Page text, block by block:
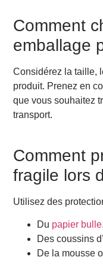
Comment
emballage
Considérez la taille,
produit. Prenez en
que vous souhaitez
transport.
Comment
fragile lors
Utilisez des
Du papier bulle.
Des coussins
De la mousse